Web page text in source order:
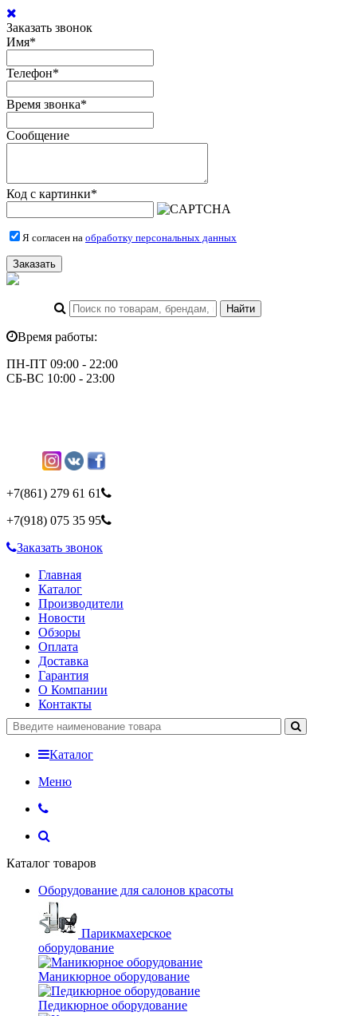
Заказать звонок
Имя*
Телефон*
Время звонка*
Сообщение
Код с картинки*
Я согласен на обработку персональных данных
Заказать
Время работы:
ПН-ПТ 09:00 - 22:00
СБ-ВС 10:00 - 23:00
+7(861) 279 61 61
+7(918) 075 35 95
Заказать звонок
Главная
Каталог
Производители
Новости
Обзоры
Оплата
Доставка
Гарантия
О Компании
Контакты
Каталог
Меню
Каталог товаров
Оборудование для салонов красоты
Парикмахерское
оборудование
Маникюрное оборудование
Педикюрное оборудование